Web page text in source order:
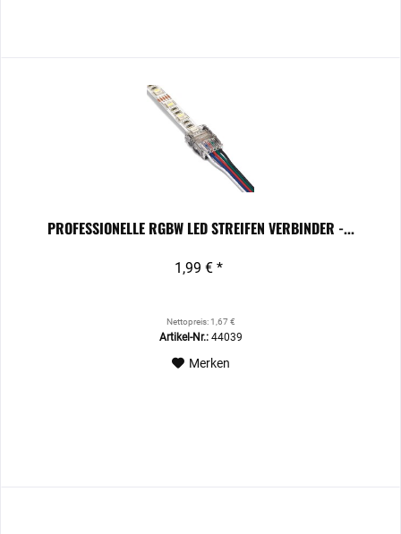
PROFESSIONELLE RGBW LED STREIFEN VERBINDER -...
1,99 € *
Nettopreis: 1,67 €
Artikel-Nr.:44039
Merken